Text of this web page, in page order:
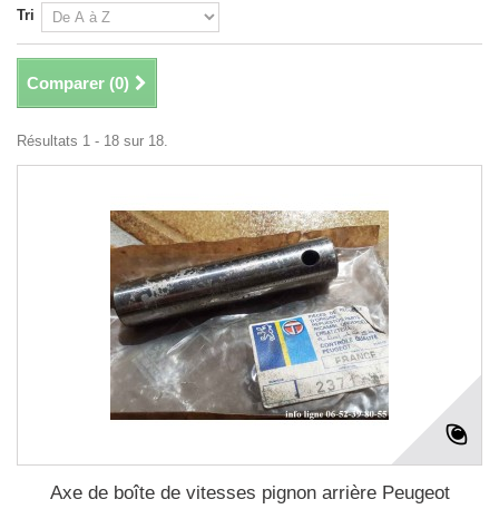
Tri
Comparer (0)
Résultats 1 - 18 sur 18.
Axe de boîte de vitesses pignon arrière Peugeot